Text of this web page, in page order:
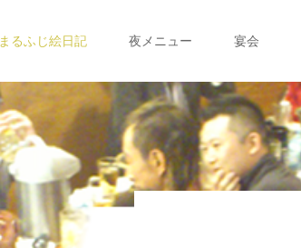
まるふじ絵日記 夜メニュー 宴会